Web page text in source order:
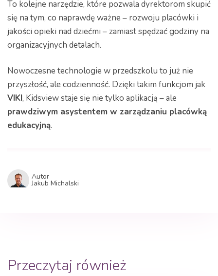
To kolejne narzędzie, które pozwala dyrektorom skupić
się na tym, co naprawdę ważne – rozwoju placówki i
jakości opieki nad dziećmi – zamiast spędzać godziny na
organizacyjnych detalach.
Nowoczesne technologie w przedszkolu to już nie
przyszłość, ale codzienność. Dzięki takim funkcjom jak
VIKI, Kidsview staje się nie tylko aplikacją – ale
prawdziwym asystentem w zarządzaniu placówką
edukacyjną.
Autor
Jakub Michalski
Przeczytaj również